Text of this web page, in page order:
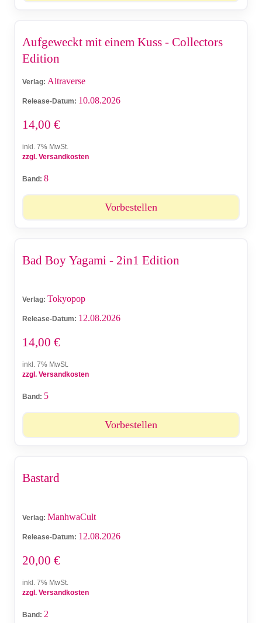
Aufgeweckt mit einem Kuss - Collectors
Edition
Verlag: Altraverse
Release-Datum: 10.08.2026
14,00 €
inkl. 7% MwSt.
zzgl. Versandkosten
Band: 8
Vorbestellen
Bad Boy Yagami - 2in1 Edition
Verlag: Tokyopop
Release-Datum: 12.08.2026
14,00 €
inkl. 7% MwSt.
zzgl. Versandkosten
Band: 5
Vorbestellen
Bastard
Verlag: ManhwaCult
Release-Datum: 12.08.2026
20,00 €
inkl. 7% MwSt.
zzgl. Versandkosten
Band: 2